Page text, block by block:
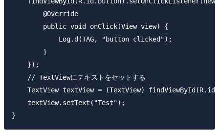
        @Override
        public void onClick(View view) {
            Log.d(TAG, "button clicked");
        }
    });
    // TextViewにテキストをセットする
TextView textView = (TextView)
    textView.setText("Test");